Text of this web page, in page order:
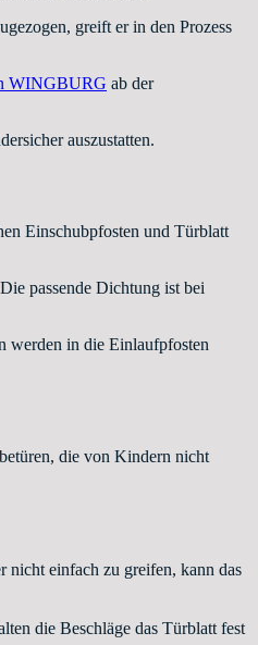
greift er in den Prozess
WINGBURG ab der
auszustatten.
Einschubpfosten und Türblatt
passende Dichtung ist bei
werden in die Einlaufpfosten
die von Kindern nicht
nicht einfach zu greifen, kann das
die Beschläge das Türblatt fest